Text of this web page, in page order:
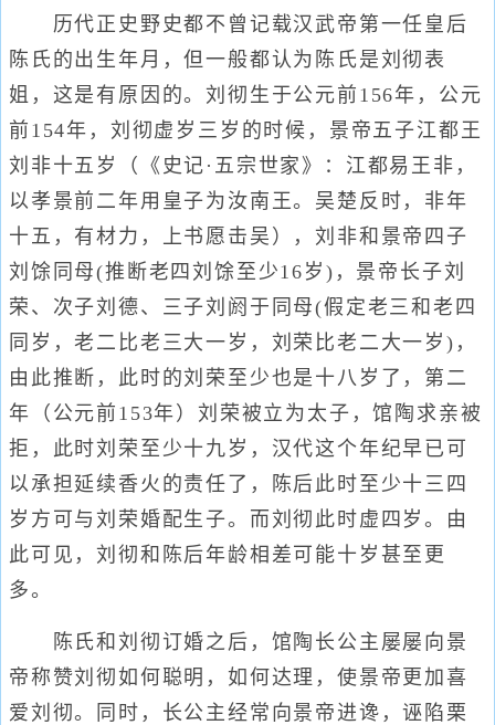
历代正史野史都不曾记载汉武帝第一任皇后
陈氏的出生年月，但一般都认为陈氏是刘彻表
姐，这是有原因的。刘彻生于公元前156年，公元
前154年，刘彻虚岁三岁的时候，景帝五子江都王
刘非十五岁（《史记·五宗世家》：江都易王非，
以孝景前二年用皇子为汝南王。吴楚反时，非年
十五，有材力，上书愿击吴），刘非和景帝四子
刘馀同母(推断老四刘馀至少16岁)，景帝长子刘
荣、次子刘德、三子刘阏于同母(假定老三和老四
同岁，老二比老三大一岁，刘荣比老二大一岁)，
由此推断，此时的刘荣至少也是十八岁了，第二
年（公元前153年）刘荣被立为太子，馆陶求亲被
拒，此时刘荣至少十九岁，汉代这个年纪早已可
以承担延续香火的责任了，陈后此时至少十三四
岁方可与刘荣婚配生子。而刘彻此时虚四岁。由
此可见，刘彻和陈后年龄相差可能十岁甚至更
多。
陈氏和刘彻订婚之后，馆陶长公主屡屡向景
帝称赞刘彻如何聪明，如何达理，使景帝更加喜
爱刘彻。同时，长公主经常向景帝进谗，诬陷栗